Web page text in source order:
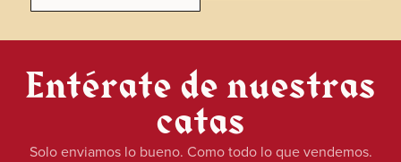
Entérate de nuestras
catas
Solo enviamos lo bueno. Como todo lo que vendemos.